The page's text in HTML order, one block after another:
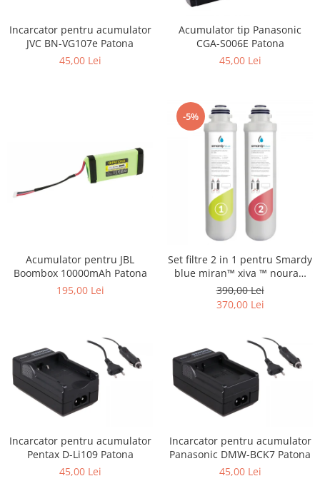
Laptop
POS/Scanere coduri de bare
Camere video
tableta
Telefoane mobile
Produse de bucatarie kjøk
Pachete Promo
Incarcatoare & acumulatori
Bec LED
E27
Blițuri și lumini foto/video
Incarcator pentru acumulator
JVC BN-VG107e Patona
45,00 Lei
Acumulator tip Panasonic
CGA-S006E Patona
45,00 Lei
Acumulator pentru JBL
Boombox 10000mAh Patona
195,00 Lei
-5%
Set filtre 2 in 1 pentru Smardy
blue miran™ xiva ™ noura™
zagora ™ schimbare la 6 luni
390,00 Lei
370,00 Lei
Incarcator pentru acumulator
Pentax D-Li109 Patona
45,00 Lei
Incarcator pentru acumulator
Panasonic DMW-BCK7 Patona
45,00 Lei